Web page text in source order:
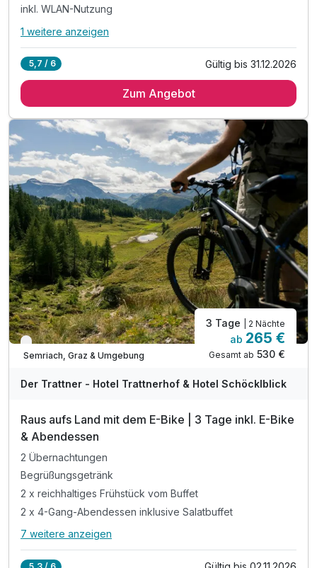
inkl. WLAN-Nutzung
Alle Inklusivleistungen
2 x reichhaltiges Frühstück vom Buffet
inkl. WLAN-Nutzung
Kostenlose Übernachtung für Ihren Hund
1 weitere anzeigen
5,7 / 6 Gültig bis 31.12.2026
Zum Angebot
Nur noch bis Oktober
Semriach, Graz & Umgebung
3 Tage | 2 Nächte
ab 265 €
Gesamt ab 530 €
Der Trattner - Hotel Trattnerhof & Hotel Schöcklblick
Raus aufs Land mit dem E-Bike | 3 Tage inkl. E-Bike
& Abendessen
2 Übernachtungen
Begrüßungsgetränk
2 x reichhaltiges Frühstück vom Buffet
2 x 4-Gang-Abendessen inklusive Salatbuffet
Alle Inklusivleistungen
7 weitere anzeigen